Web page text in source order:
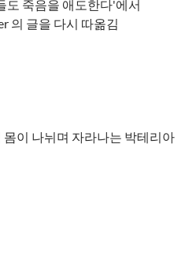
도 죽음을 애도한다'에서
의 글을 다시 따옮김
이 나뉘며 자라나는 박테리아